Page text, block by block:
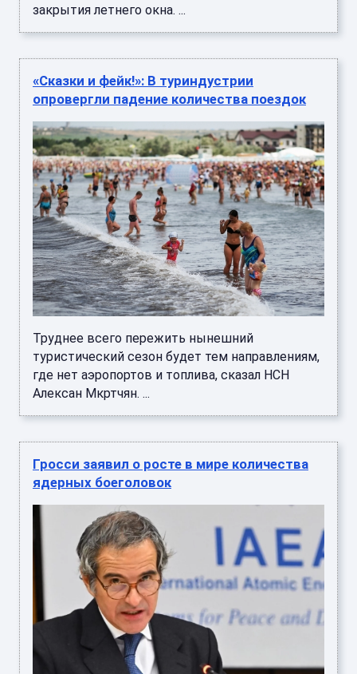
закрытия летнего окна. ...
«Сказки и фейк!»: В туриндустрии
опровергли падение количества поездок
Труднее всего пережить нынешний
туристический сезон будет тем направлениям,
где нет аэропортов и топлива, сказал НСН
Алексан Мкртчян. ...
Гросси заявил о росте в мире количества
ядерных боеголовок